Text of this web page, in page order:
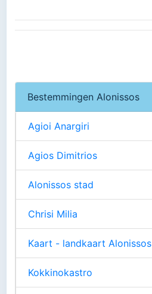
Bestemmingen Alonissos
Agioi Anargiri
Agios Dimitrios
Alonissos stad
Chrisi Milia
Kaart - landkaart Alonissos
Kokkinokastro